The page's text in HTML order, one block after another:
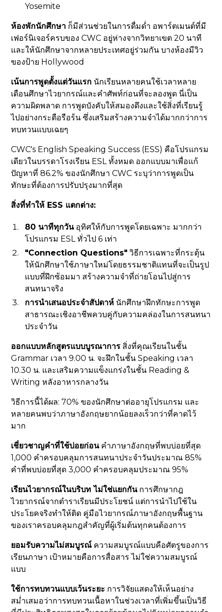
Yosemite
ห้องพักนักศึกษา ก็มีส่วนช่วยในการดื่มด่ำ อพาร์ตเมนต์ที่มี
เฟอร์นิเจอร์ครบของ CWC อยู่ห่างจากวิทยาเขต 20 นาที
และให้นักศึกษาจากหลายประเทศอยู่ร่วมกัน บางห้องมีวิว
ของป้าย Hollywood
เน้นการพูดตั้งแต่วันแรก นักเรียนหลายคนใช้เวลาหลาย
เดือนศึกษาไวยากรณ์และคำศัพท์ก่อนที่จะลองพูด นี่เป็น
ความผิดพลาด การพูดบังคับให้สมองดึงและใช้สิ่งที่เรียนรู้
ไปอย่างกระตือรือร้น ซึ่งเสริมสร้างความจำได้มากกว่าการ
ทบทวนแบบเฉยๆ
CWC's English Speaking Success (ESS) คือโปรแกรม
เดียวในบรรดาโรงเรียน ESL ทั้งหมด ออกแบบมาเพื่อแก้
ปัญหาที่ 86.2% ของนักศึกษา CWC ระบุว่าการพูดเป็น
ทักษะที่ต้องการปรับปรุงมากที่สุด
สิ่งที่ทำให้ ESS แตกต่าง:
80 นาทีทุกวันอุทิศให้กับการพูดโดยเฉพาะ มากกว่า
โปรแกรม ESL ทั่วไป 6 เท่า
"Connection Questions" วิธีการเฉพาะที่กระตุ้น
ให้นักศึกษาใช้ภาษาใหม่โดยธรรมชาติแทนที่จะเป็นรูป
แบบที่ฝึกซ้อมมา สร้างความจำที่ถ่ายโอนไปสู่การ
สนทนาจริง
การนำเสนอประจำสัปดาห์ นักศึกษาฝึกทักษะการพูด
สาธารณะเชิงอาชีพควบคู่กับความคล่องในการสนทนา
ประจำวัน
ออกแบบหลักสูตรแบบบูรณาการ สิ่งที่คุณเรียนในชั้น
Grammar เวลา 9.00 น. จะฝึกในชั้น Speaking เวลา
10.30 น. และเสริมความแข็งแกร่งในชั้น Reading &
Writing หลังอาหารกลางวัน
วิธีการนี้ได้ผล: 70% ของนักศึกษาต่ออายุโปรแกรม และ
หลายคนพบว่าภาษาอังกฤษยากน้อยลงเร็วกว่าที่คาดไว้
มาก
เชี่ยวชาญคำที่ใช้บ่อยก่อนคำภาษาอังกฤษที่พบบ่อยที่สุด
1,000 คำครอบคลุมการสนทนาประจำวันประมาณ 85%
คำที่พบบ่อยที่สุด 3,000 คำครอบคลุมประมาณ 95%
เรียนไวยากรณ์ในบริบท ไม่ใช่แยกกันการศึกษากฎ
ไวยากรณ์จากตำราเรียนมีประโยชน์ แต่การนำไปใช้ใน
ประโยคจริงทำให้ติด คู่มือไวยากรณ์ภาษาอังกฤษพื้นฐาน
ของเราครอบคลุมกฎสำคัญที่ผู้เริ่มต้นทุกคนต้องการ
ยอมรับความไม่สมบูรณ์ ความสมบูรณ์แบบคือศัตรูของการ
เรียนภาษา เป้าหมายคือการสื่อสาร ไม่ใช่ความสมบูรณ์
แบบ
ใช้การทบทวนแบบเว้นระยะ การวิจัยแสดงให้เห็นอย่าง
สม่ำเสมอว่าการทบทวนเนื้อหาในช่วงเวลาที่เพิ่มขึ้นเป็นวิธี